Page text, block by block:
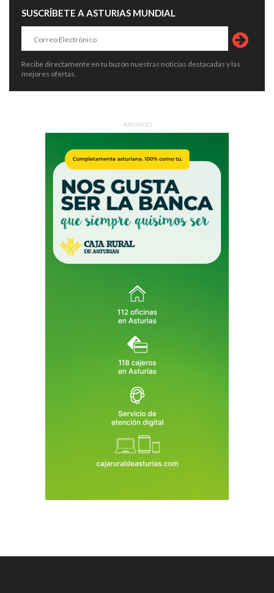
SUSCRÍBETE A ASTURIAS MUNDIAL
Recibe directamente en tu buzón nuestras noticias destacadas y las
mejores ofertas.
ANUNCIO